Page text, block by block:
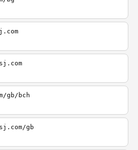
gb/bch
gb